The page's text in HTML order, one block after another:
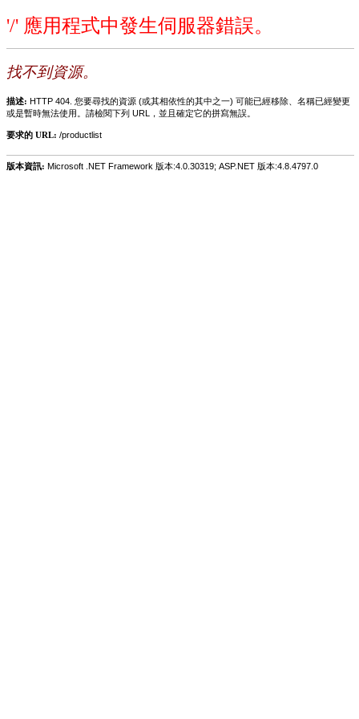
'/' 應用程式中發生伺服器錯誤。
找不到資源。
描述: HTTP 404. 您要尋找的資源 (或其相依性的其中之一) 可能已經移除、名稱已經變更
或是暫時無法使用。請檢閱下列 URL，並且確定它的拼寫無誤。
要求的 URL: /productlist
版本資訊: Microsoft .NET Framework 版本:4.0.30319; ASP.NET 版本:4.8.4797.0